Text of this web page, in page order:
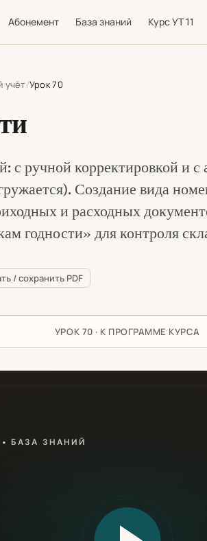
Абонемент База знаний Курс УТ 11
учёт Урок 70
с ручной корректировкой и
Создание вида
и расходных
годности» для контроля
/ сохранить PDF
УРОК 70 · К ПРОГРАММЕ КУРСА